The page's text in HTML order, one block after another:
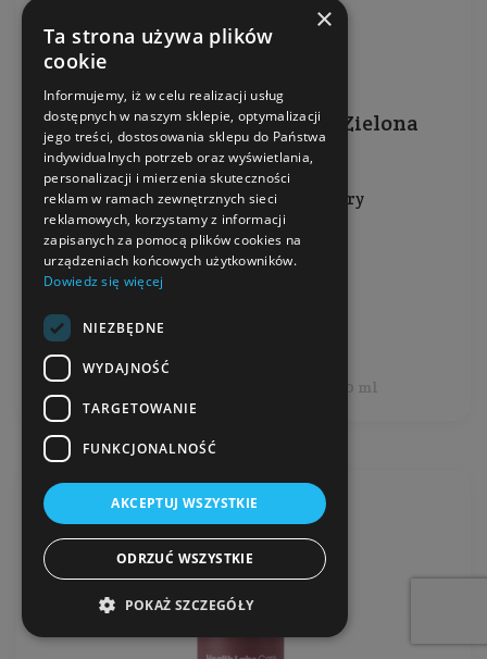
Korygujący krem pod oczy Zielona
Herbata
Do wszystkich rodzajów skóry
Pojemność: 30 ml
Producent:Mokosh
119,99 zł
Cena jednostkowa: 399,97 zł / 100 ml
×
Ta strona używa plików
cookie
Informujemy, iż w celu realizacji usług
dostępnych w naszym sklepie, optymalizacji
jego treści, dostosowania sklepu do Państwa
indywidualnych potrzeb oraz wyświetlania,
personalizacji i mierzenia skuteczności
reklam w ramach zewnętrznych sieci
reklamowych, korzystamy z informacji
zapisanych za pomocą plików cookies na
urządzeniach końcowych użytkowników.
Dowiedz się więcej
NIEZBĘDNE
WYDAJNOŚĆ
TARGETOWANIE
FUNKCJONALNOŚĆ
AKCEPTUJ WSZYSTKIE
ODRZUĆ WSZYSTKIE
POKAŻ SZCZEGÓŁY